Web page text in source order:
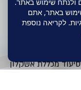
ולנתח שימוש באתר.
באתר, אתם
לקריאה נוספת
למדעי בריאות
בן גוריון ב״ש
תקשורת מכללת
מכללת אשקלון